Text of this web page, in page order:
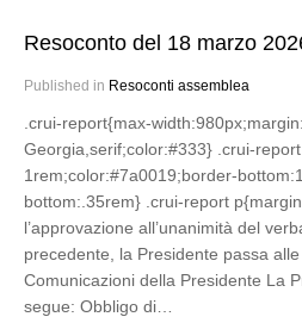
Resoconto del 18 marzo
Published in Resoconti assemblea
.crui-report{max-
Georgia,serif;color:#333} .crui-
1rem;color:#7a0019;border-
bottom:.35rem} .crui-report
l’approvazione all’unanimità del
precedente, la Presidente passa alle
Comunicazioni della Presidente La
segue: Obbligo di…